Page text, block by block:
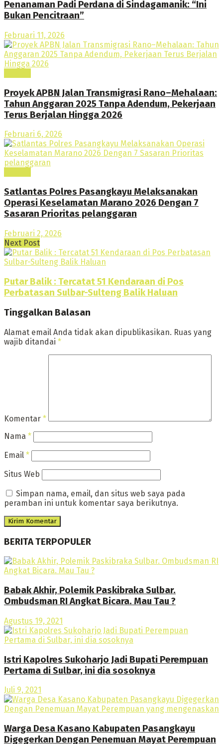
Penanaman Padi Perdana di Sindagamanik: “Ini
Bukan Pencitraan”
Februari 11, 2026
Proyek APBN Jalan Transmigrasi Rano–Mehalaan:
Tahun Anggaran 2025 Tanpa Adendum, Pekerjaan
Terus Berjalan Hingga 2026
Februari 6, 2026
Satlantas Polres Pasangkayu Melaksanakan
Operasi Keselamatan Marano 2026 Dengan 7
Sasaran Prioritas pelanggaran
Februari 2, 2026
Next Post
Putar Balik : Tercatat 51 Kendaraan di Pos
Perbatasan Sulbar-Sulteng Balik Haluan
Tinggalkan Balasan
Alamat email Anda tidak akan dipublikasikan. Ruas yang
wajib ditandai *
Komentar *
Nama *
Email *
Situs Web
Simpan nama, email, dan situs web saya pada
peramban ini untuk komentar saya berikutnya.
BERITA TERPOPULER
Babak Akhir, Polemik Paskibraka Sulbar.
Ombudsman RI Angkat Bicara. Mau Tau ?
Agustus 19, 2021
Istri Kapolres Sukoharjo Jadi Bupati Perempuan
Pertama di Sulbar, ini dia sosoknya
Juli 9, 2021
Warga Desa Kasano Kabupaten Pasangkayu
Digegerkan Dengan Penemuan Mayat Perempuan